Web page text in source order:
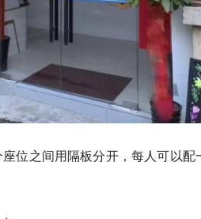
位之间用隔板分开，每人可以配